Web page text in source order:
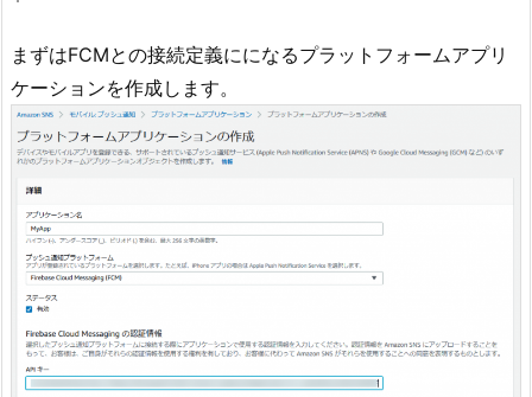
まずはFCMとの接続定義にになるプラットフォームアプリ
ケーションを作成します。